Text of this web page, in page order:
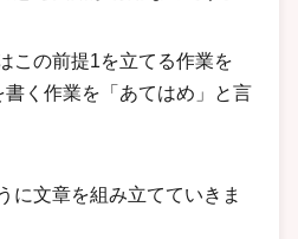
この前提1を立てる作業を
書く作業を「あてはめ」と言
に文章を組み立てていきま